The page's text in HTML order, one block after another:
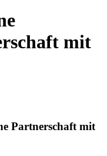
mit
Partnerschaft mit